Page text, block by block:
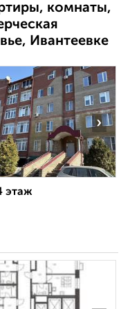
комнаты,
Ивантеевке
›
этаж